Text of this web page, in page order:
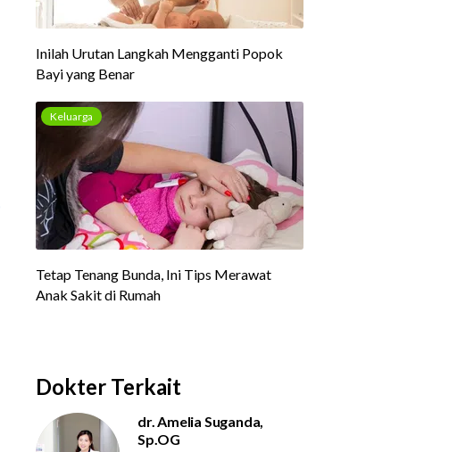
Dokter Terkait